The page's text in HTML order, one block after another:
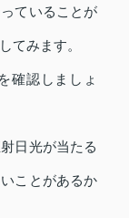
ていることが
てみます。
確認しましょ
日光が当たる
ことがあるか